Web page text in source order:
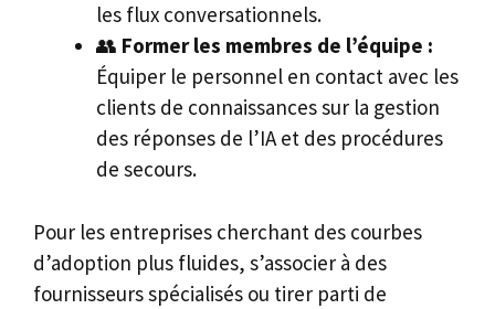
les flux conversationnels.
👥 Former les membres de l’équipe :
Équiper le personnel en contact avec les
clients de connaissances sur la gestion
des réponses de l’IA et des procédures
de secours.
Pour les entreprises cherchant des courbes
d’adoption plus fluides, s’associer à des
fournisseurs spécialisés ou tirer parti de